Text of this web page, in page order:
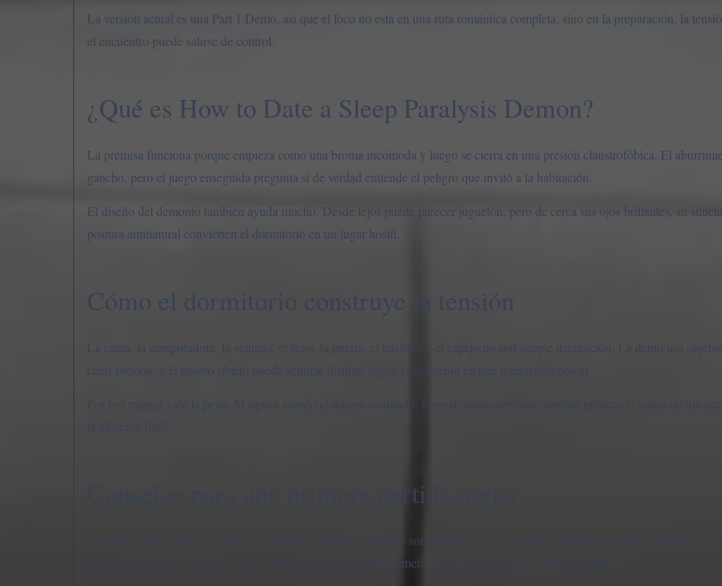
La versión actual es una Part 1 Demo, así que el foco no está en una ruta romántica completa, sino en la preparación, la
el encuentro puede salirse de control.
¿Qué es How to Date a Sleep Paralysis Demon?
La premisa funciona porque empieza como una broma incómoda y luego se cierra en una presión claustrofóbica. El
gancho, pero el juego enseguida pregunta si de verdad entiende el peligro que invitó a la habitación.
El diseño del demonio también ayuda mucho. Desde lejos puede parecer juguetón, pero de cerca sus ojos brillantes, su
postura antinatural convierten el dormitorio en un lugar hostil.
Cómo el dormitorio construye la tensión
La cama, la computadora, la ventana, el reloj, la puerta, el teléfono y el espejo no son simple decoración. La demo usa
crear presión, y el mismo objeto puede sentirse distinto según el momento en que interactúes con él.
Por eso rejugar vale la pena. Si sigues viendo el mismo resultado, normalmente conviene cambiar primero el orden de tus
Consejos para una primera partida mejor
Juega despacio y lee la escena con atención. Algunas opciones son prácticas, otras graciosas y otras son cebo evidente. Si el
pelear, toser, buscar, esperar o mirar hacia otro lado, piensa primero en lo que la escena ya te ha contado.